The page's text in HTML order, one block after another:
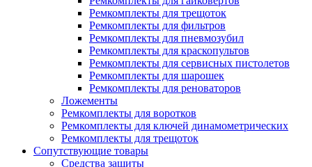
Ремкомплекты для трещоток
Ремкомплекты для фильтров
Ремкомплекты для пневмозубил
Ремкомплекты для краскопультов
Ремкомплекты для сервисных пистолетов
Ремкомплекты для шарошек
Ремкомплекты для реноваторов
Ложементы
Ремкомплекты для воротков
Ремкомплекты для ключей динамометрических
Ремкомплекты для трещоток
Сопутствующие товары
Средства защиты